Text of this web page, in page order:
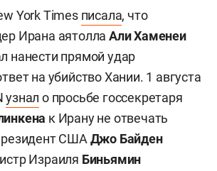
York Times писала, что
Ирана аятоллаАли Хаменеи
нанести прямой удар
на убийство Хании. 1 августа
узнал о просьбе госсекретаря
к Ирану не отвечать
США Джо Байден
Израиля Биньямин